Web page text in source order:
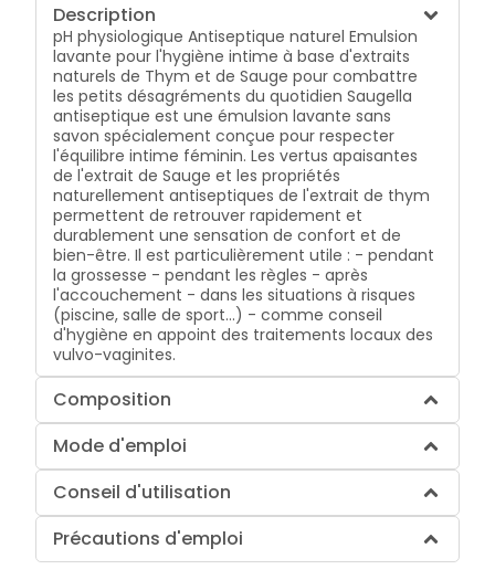
Description
pH physiologique Antiseptique naturel Emulsion
lavante pour l'hygiène intime à base d'extraits
naturels de Thym et de Sauge pour combattre
les petits désagréments du quotidien Saugella
antiseptique est une émulsion lavante sans
savon spécialement conçue pour respecter
l'équilibre intime féminin. Les vertus apaisantes
de l'extrait de Sauge et les propriétés
naturellement antiseptiques de l'extrait de thym
permettent de retrouver rapidement et
durablement une sensation de confort et de
bien-être. Il est particulièrement utile : - pendant
la grossesse - pendant les règles - après
l'accouchement - dans les situations à risques
(piscine, salle de sport...) - comme conseil
d'hygiène en appoint des traitements locaux des
vulvo-vaginites.
Composition
Mode d'emploi
Conseil d'utilisation
Précautions d'emploi